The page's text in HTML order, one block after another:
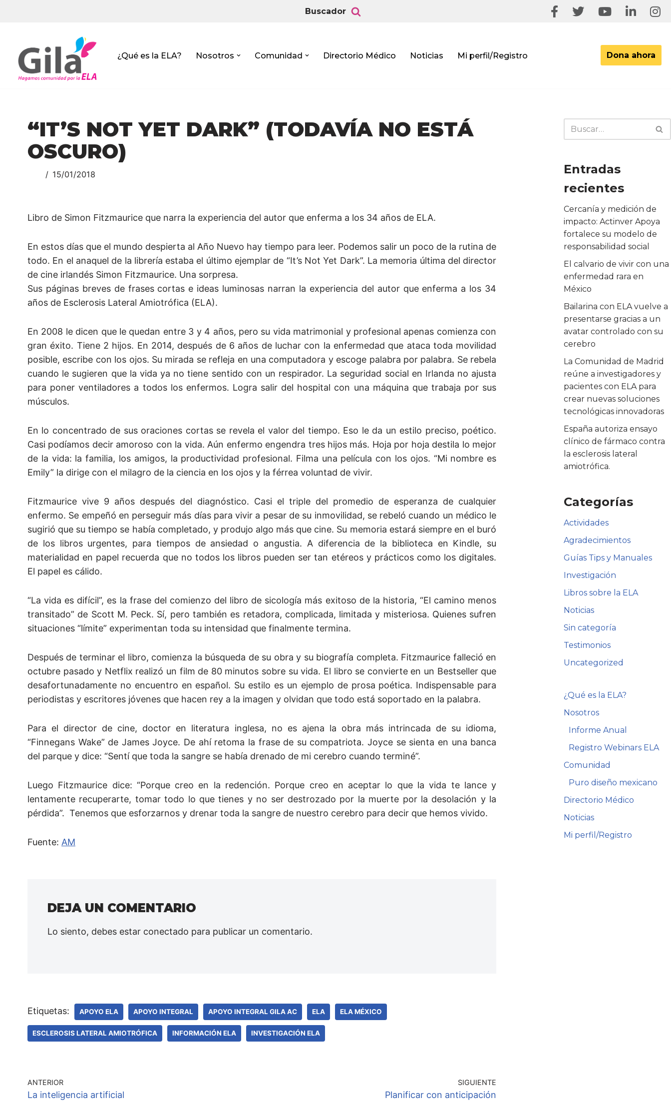
contenido
Buscador
¿Qué es la ELA? Nosotros Comunidad Directorio Médico Noticias Mi perfil/Registro Dona ahora
“IT’S NOT YET DARK” (TODAVÍA NO ESTÁ
OSCURO)
15/01/2018
Libro de Simon Fitzmaurice que narra la experiencia del autor que enferma a los 34 años de ELA.
En estos días que el mundo despierta al Año Nuevo hay tiempo para leer. Podemos salir un poco de la rutina de
todo. En el anaquel de la librería estaba el último ejemplar de “It’s Not Yet Dark”. La memoria última del director
de cine irlandés Simon Fitzmaurice. Una sorpresa.
Sus páginas breves de frases cortas e ideas luminosas narran la experiencia del autor que enferma a los 34
años de Esclerosis Lateral Amiotrófica (ELA).
En 2008 le dicen que le quedan entre 3 y 4 años, pero su vida matrimonial y profesional apenas comienza con
gran éxito. Tiene 2 hijos. En 2014, después de 6 años de luchar con la enfermedad que ataca toda movilidad
posible, escribe con los ojos. Su mirada se refleja en una computadora y escoge palabra por palabra. Se rebela
cuando le sugieren que la vida ya no tiene sentido con un respirador. La seguridad social en Irlanda no ajusta
para poner ventiladores a todos los enfermos. Logra salir del hospital con una máquina que trabaja por sus
músculos.
En lo concentrado de sus oraciones cortas se revela el valor del tiempo. Eso le da un estilo preciso, poético.
Casi podíamos decir amoroso con la vida. Aún enfermo engendra tres hijos más. Hoja por hoja destila lo mejor
de la vida: la familia, los amigos, la productividad profesional. Filma una película con los ojos. “Mi nombre es
Emily” la dirige con el milagro de la ciencia en los ojos y la férrea voluntad de vivir.
Fitzmaurice vive 9 años después del diagnóstico. Casi el triple del promedio de esperanza de cualquier
enfermo. Se empeñó en perseguir más días para vivir a pesar de su inmovilidad, se rebeló cuando un médico le
sugirió que su tiempo se había completado, y produjo algo más que cine. Su memoria estará siempre en el buró
de los libros urgentes, para tiempos de ansiedad o angustia. A diferencia de la biblioteca en Kindle, su
materialidad en papel recuerda que no todos los libros pueden ser tan etéreos y prácticos como los digitales.
El papel es cálido.
“La vida es difícil”, es la frase del comienzo del libro de sicología más exitoso de la historia, “El camino menos
transitado” de Scott M. Peck. Sí, pero también es retadora, complicada, limitada y misteriosa. Quienes sufren
situaciones “límite” experimentan toda su intensidad que finalmente termina.
Después de terminar el libro, comienza la búsqueda de su obra y su biografía completa. Fitzmaurice falleció en
octubre pasado y Netflix realizó un film de 80 minutos sobre su vida. El libro se convierte en un Bestseller que
desafortunadamente no encuentro en español. Su estilo es un ejemplo de prosa poética. Indispensable para
periodistas y escritores jóvenes que hacen rey a la imagen y olvidan que todo está soportado en la palabra.
Para el director de cine, doctor en literatura inglesa, no es ajena la obra más intrincada de su idioma,
“Finnegans Wake” de James Joyce. De ahí retoma la frase de su compatriota. Joyce se sienta en una banca
del parque y dice: “Sentí que toda la sangre se había drenado de mi cerebro cuando terminé”.
Luego Fitzmaurice dice: “Porque creo en la redención. Porque creo en aceptar lo que la vida te lance y
lentamente recuperarte, tomar todo lo que tienes y no ser destrozado por la muerte por la desolación y la
pérdida”. Tenemos que esforzarnos y drenar toda la sangre de nuestro cerebro para decir que hemos vivido.
Fuente: AM
DEJA UN COMENTARIO
Lo siento, debes estar conectado para publicar un comentario.
Etiquetas: APOYO ELA APOYO INTEGRAL APOYO INTEGRAL GILA AC ELA ELA MÉXICO
ESCLEROSIS LATERAL AMIOTRÓFICA INFORMACIÓN ELA INVESTIGACIÓN ELA
ANTERIOR
La inteligencia artificial
SIGUIENTE
Planificar con anticipación
Entradas
recientes
Cercanía y medición de
impacto: Actinver Apoya
fortalece su modelo de
responsabilidad social
El calvario de vivir con una
enfermedad rara en
México
Bailarina con ELA vuelve a
presentarse gracias a un
avatar controlado con su
cerebro
La Comunidad de Madrid
reúne a investigadores y
pacientes con ELA para
crear nuevas soluciones
tecnológicas innovadoras
España autoriza ensayo
clínico de fármaco contra
la esclerosis lateral
amiotrófica.
Categorías
Actividades
Agradecimientos
Guías Tips y Manuales
Investigación
Libros sobre la ELA
Noticias
Sin categoría
Testimonios
Uncategorized
¿Qué es la ELA?
Nosotros
Informe Anual
Registro Webinars ELA
Comunidad
Puro diseño mexicano
Directorio Médico
Noticias
Mi perfil/Registro